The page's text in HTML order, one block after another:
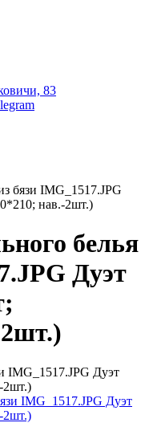
83
бязи IMG_1517.JPG
нав.-2шт.)
белья
Дуэт
IMG_1517.JPG Дуэт
2шт.)